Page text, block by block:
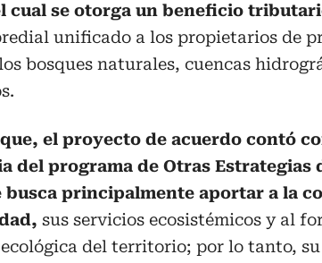
cual se otorga un beneficio
unificado a los propietarios de
bosques naturales, cuencas
el proyecto de acuerdo contó
del programa de Otras Estrategias
busca principalmente aportar a la
sus servicios ecosistémicos y al
del territorio; por lo tanto,